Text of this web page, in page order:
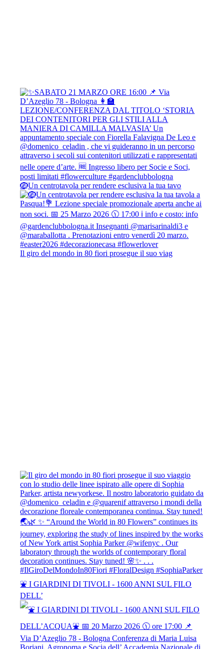
🪺Un centrotavola per rendere esclusiva la tua tavo
Il giro del mondo in 80 fiori prosegue il suo viag
⛲️ I GIARDINI DI TIVOLI - 1600 ANNI SUL FILO
DELL’